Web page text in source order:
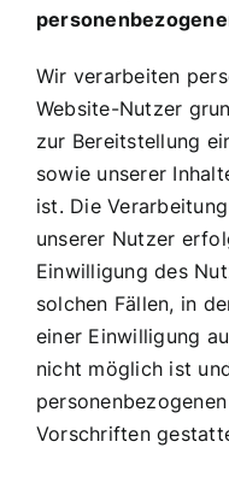
Wir verarbeiten
Website-Nutzer
zur Bereitstellung
sowie unserer
ist. Die
unserer Nutzer
Einwilligung des
solchen Fällen, in
einer Einwilligung
nicht möglich ist
Vorschriften